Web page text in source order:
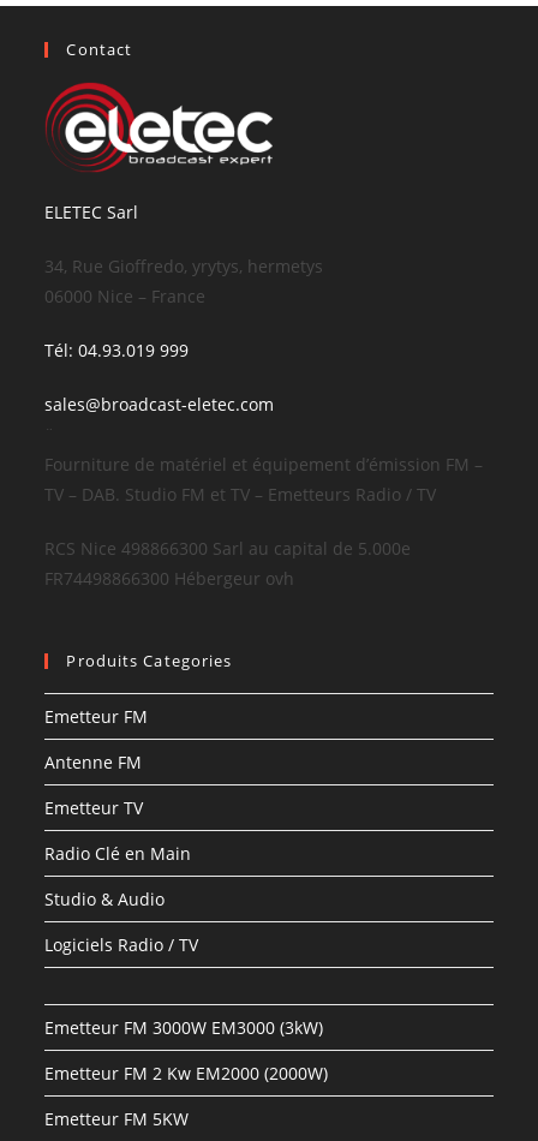
Contact
ELETEC Sarl
34, Rue Gioffredo, yrytys, hermetys
06000 Nice – France
Tél: 04.93.019 999
sales@broadcast-eletec.com
¨
Fourniture de matériel et équipement d’émission FM –
TV – DAB. Studio FM et TV – Emetteurs Radio / TV
RCS Nice 498866300 Sarl au capital de 5.000e
FR74498866300 Hébergeur ovh
Produits Categories
Emetteur FM
Antenne FM
Emetteur TV
Radio Clé en Main
Studio & Audio
Logiciels Radio / TV
Emetteur FM 3000W EM3000 (3kW)
Emetteur FM 2 Kw EM2000 (2000W)
Emetteur FM 5KW